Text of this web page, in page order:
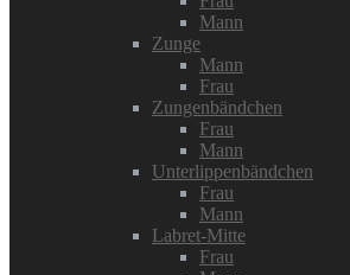
Mann
Zunge
Mann
Frau
Zungenbändchen
Frau
Mann
Unterlippenbändchen
Frau
Mann
Labret-Mitte
Frau